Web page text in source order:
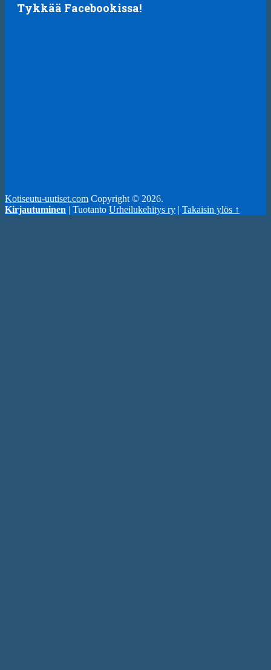
Tykkää Facebookissa!
Kotiseutu-uutiset.com Copyright © 2026.
Kirjautuminen | Tuotanto Urheilukehitys ry | Takaisin ylös ↑